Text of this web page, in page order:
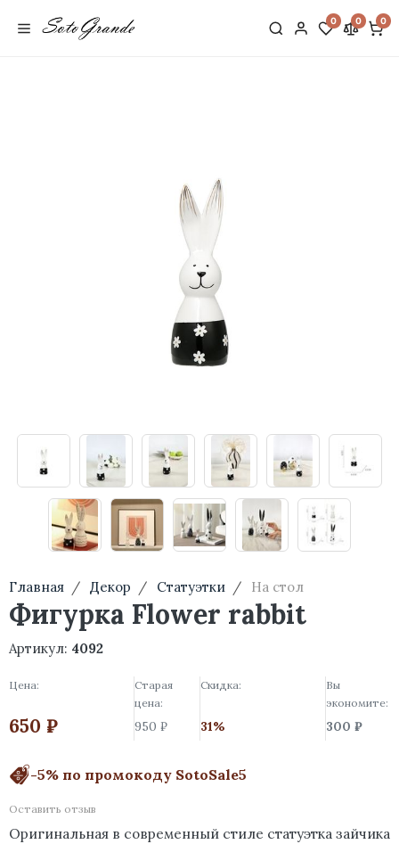
0 0 0
Главная Декор Статуэтки На стол
Фигурка Flower rabbit
Артикул: 4092
Цена:
650 ₽
Старая
цена:
950 ₽
Скидка:
31%
Вы
экономите:
300 ₽
-5% по промокоду SotoSale5
Оставить отзыв
Оригинальная в современный стиле статуэтка зайчика